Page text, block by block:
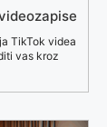
TikTok videa
vas kroz